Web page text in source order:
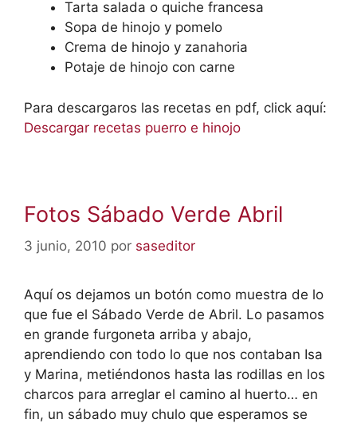
Tarta salada o quiche francesa
Sopa de hinojo y pomelo
Crema de hinojo y zanahoria
Potaje de hinojo con carne
Para descargaros las recetas en pdf, click aquí:
Descargar recetas puerro e hinojo
Fotos Sábado Verde Abril
3 junio, 2010 por saseditor
Aquí os dejamos un botón como muestra de lo
que fue el Sábado Verde de Abril. Lo pasamos
en grande furgoneta arriba y abajo,
aprendiendo con todo lo que nos contaban Isa
y Marina, metiéndonos hasta las rodillas en los
charcos para arreglar el camino al huerto… en
fin, un sábado muy chulo que esperamos se